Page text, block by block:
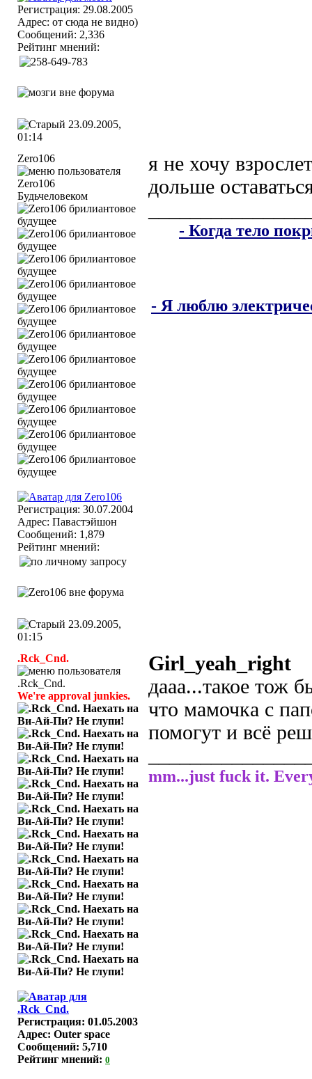
Регистрация: 29.08.2005
Адрес: от сюда не видно)
Сообщений: 2,336
Рейтинг мнений:
23.09.2005,
01:14
Zero106
Будьчеловеком
Регистрация: 30.07.2004
Адрес: Павастэйшон
Сообщений: 1,879
Рейтинг мнений:
я не хочу
дольше
- Когда тело
- Я люблю
23.09.2005,
01:15
.Rck_Cnd.
We're approval junkies.
Регистрация: 01.05.2003
Адрес: Outer space
Сообщений: 5,710
Рейтинг мнений: 0
Girl_yeah_right
дааа...такое тож
что мамочка с
помогут и всё
mm...just fuck it.